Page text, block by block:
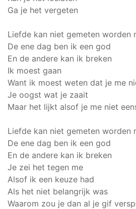
Ga je het vergeten
Liefde kan niet gemeten worden
De ene dag ben ik een god
En de andere kan ik breken
Ik moest gaan
Want ik moest weten dat je me
Je oogst wat je zaait
Maar het lijkt alsof je me niet
Liefde kan niet gemeten worden
De ene dag ben ik een god
En de andere kan ik breken
Je zei het tegen me
Alsof ik een keuze had
Als het niet belangrijk was
Waarom zou je dan al je gif